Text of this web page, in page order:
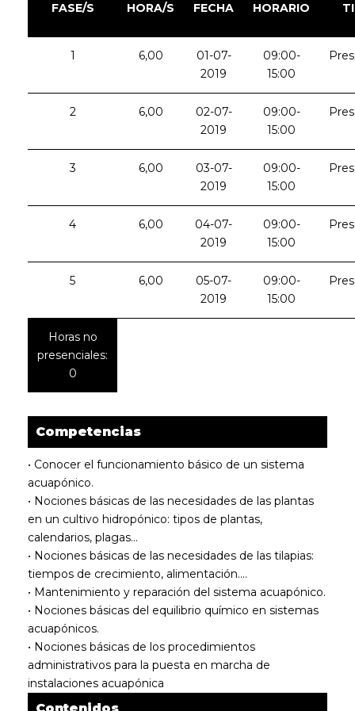
FASE/S HORA/S FECHA HORARIO
1 6,00
01-07-
2019
09:00-
15:00
2 6,00
02-07-
2019
09:00-
15:00
3 6,00
03-07-
2019
09:00-
15:00
4 6,00
04-07-
2019
09:00-
15:00
5 6,00
05-07-
2019
09:00-
15:00
Horas no
presenciales:
0
Competencias
• Conocer el funcionamiento básico de un sistema
acuapónico.
• Nociones básicas de las necesidades de las plantas
en un cultivo hidropónico: tipos de plantas,
calendarios, plagas…
• Nociones básicas de las necesidades de las tilapias:
tiempos de crecimiento, alimentación….
• Mantenimiento y reparación del sistema acuapónico.
• Nociones básicas del equilibrio químico en sistemas
acuapónicos.
• Nociones básicas de los procedimientos
administrativos para la puesta en marcha de
instalaciones acuapónica